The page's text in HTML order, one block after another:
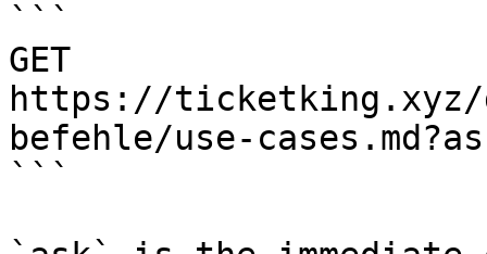
```
GET
https://ticketking.xyz/
befehle/use-
```